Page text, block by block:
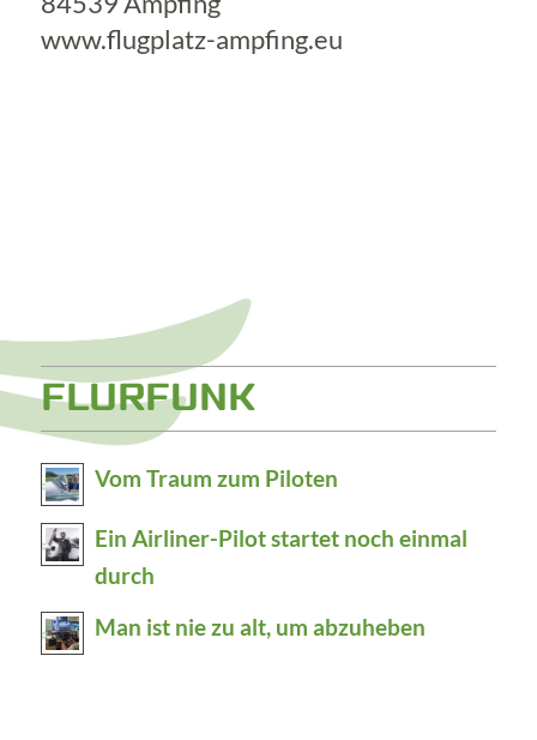
www.flugplatz-ampfing.eu
FLURFUNK
Vom Traum zum Piloten
Ein Airliner-Pilot startet noch einmal
durch
Man ist nie zu alt, um abzuheben